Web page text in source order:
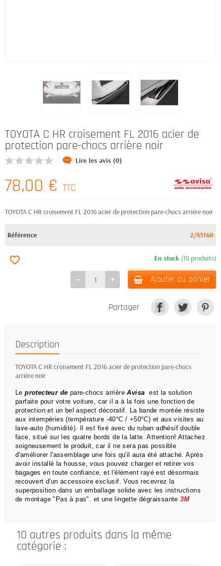
TOYOTA C HR croisement FL 2016 acier de
protection pare-chocs arrière noir
Lire les avis (0)
78,00 € TTC
TOYOTA C HR croisement FL 2016 acier de protection pare-chocs arrière noir
Référence 2/45160
En stock (10 produits)
Ajouter au panier
favorite_border
Partager
Description
TOYOTA C HR croisement FL 2016 acier de protection pare-chocs
arrière noir
Leprotecteur de pare-chocs arrièreAvisa est la solution
parfaite pour votre voiture, car il a à la fois une fonction de
protection et un bel aspect décoratif. La bande montée résiste
aux intempéries (température -40°C / +50°C) et aux visites au
lave-auto (humidité).
Il est fixé avec du ruban adhésif double
face, situé sur les quatre bords de la latte.Attention! Attachez
soigneusement le produit, car il ne sera pas possible
d'améliorer l'assemblage une fois qu'il aura été attaché.Après
avoir installé la housse, vous pouvez charger et retirer vos
bagages en toute confiance, et l'élément rayé est désormais
recouvert d'un accessoire exclusif.Vous recevrez la
superposition dans un emballage solide avec les instructions
de montage "Pas à pas". et une lingette dégraissante3M
10 autres produits dans la même
catégorie :